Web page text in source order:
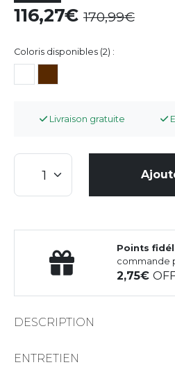
116,27 170,99
Coloris disponibles (2) :
Livraison gratuite
Points
commande
2,75
DESCRIPTION
ENTRETIEN